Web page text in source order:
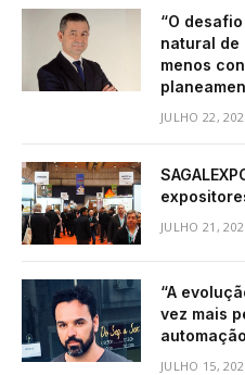
“O
natural de
menos
JULHO 22,
JULHO 21,
“A
vez mais
JULHO 15,